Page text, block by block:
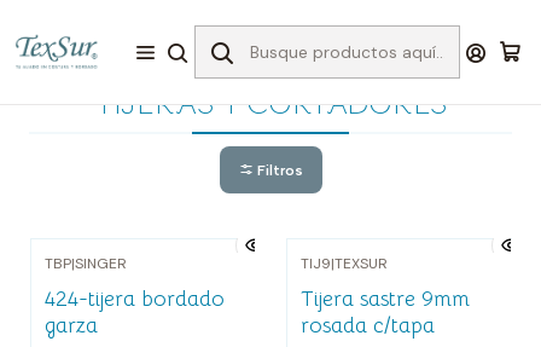
Accesorios TIJERAS Y CORTADORES
TIJERAS Y CORTADORES
Filtros
TBP|SINGER
424-tijera bordado
garza
TIJ9|TEXSUR
Tijera sastre 9mm
rosada c/tapa